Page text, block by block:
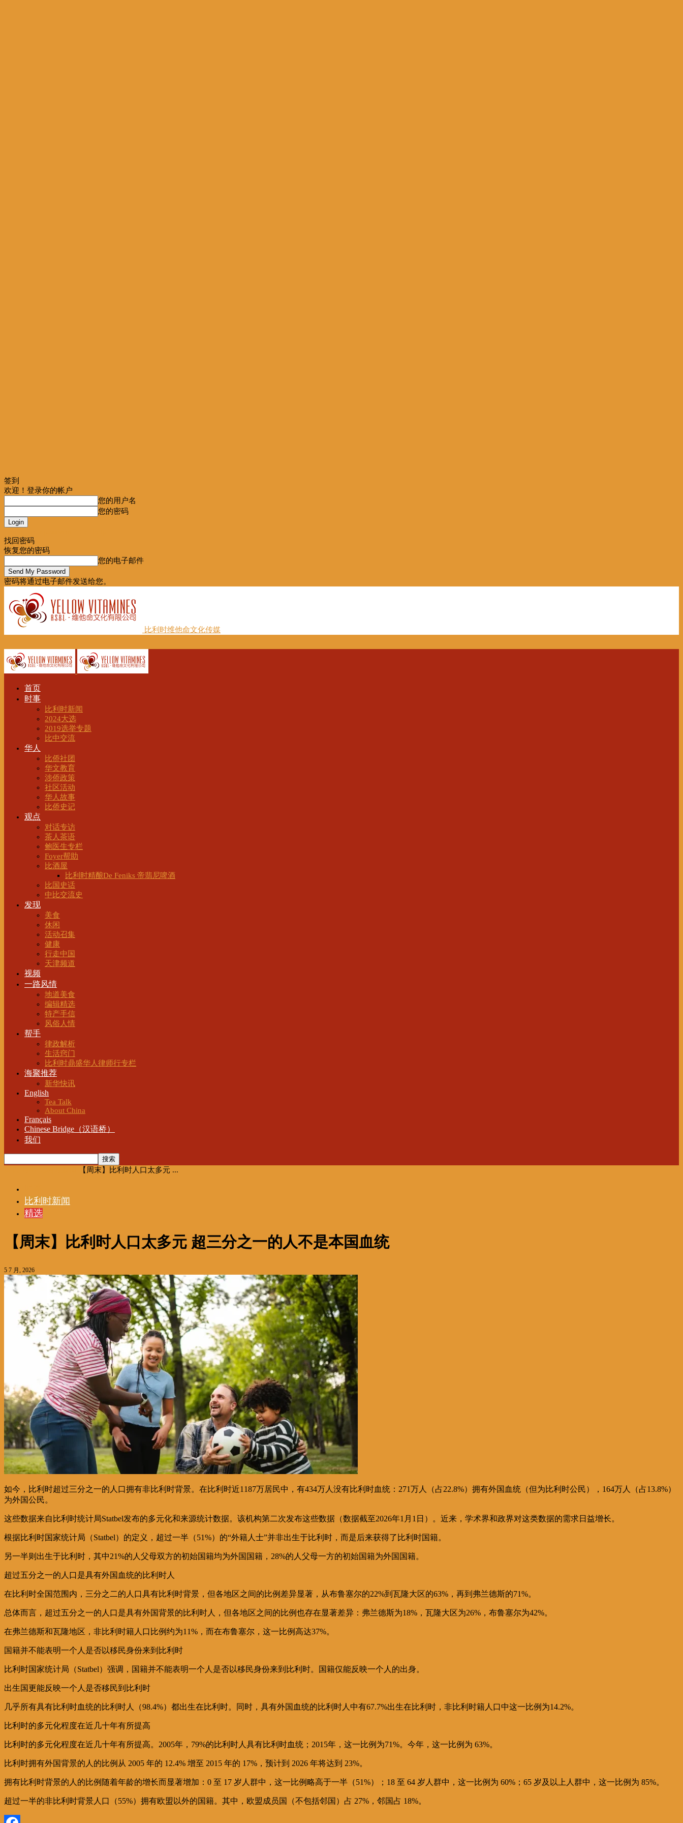
签到
欢迎！登录你的帐户
您的用户名
您的密码
找回密码
恢复您的密码
您的电子邮件
密码将通过电子邮件发送给您。
比利时维他命文化传媒
首页
时事
比利时新闻
2024大选
2019选举专题
比中交流
华人
比侨社团
华文教育
涉侨政策
社区活动
华人故事
比侨史记
观点
对话专访
茶人茶语
鲍医生专栏
Foyer帮助
比酒屋
比利时精酿De Feniks 帝翡尼啤酒
比国史话
中比交流史
发现
美食
休闲
活动召集
健康
行走中国
天津频道
视频
一路风情
地道美食
编辑精选
特产手信
风俗人情
帮手
律政解析
生活窍门
比利时鼎盛华人律师行专栏
海聚推荐
新华快讯
English
Tea Talk
About China
Français
Chinese Bridge（汉语桥）
我们
【周末】比利时人口太多元 ...
比利时新闻
精选
【周末】比利时人口太多元 超三分之一的人不是本国血统
5 7 月, 2026
如今，比利时超过三分之一的人口拥有非比利时背景。在比利时近1187万居民中，有434万人没有比利时血统：271万人（占22.8%）拥有外国血统（但为比利时公民），164万人（占13.8%）
为外国公民。
这些数据来自比利时统计局Statbel发布的多元化和来源统计数据。该机构第二次发布这些数据（数据截至2026年1月1日）。近来，学术界和政界对这类数据的需求日益增长。
根据比利时国家统计局（Statbel）的定义，超过一半（51%）的“外籍人士”并非出生于比利时，而是后来获得了比利时国籍。
另一半则出生于比利时，其中21%的人父母双方的初始国籍均为外国国籍，28%的人父母一方的初始国籍为外国国籍。
超过五分之一的人口是具有外国血统的比利时人
在比利时全国范围内，三分之二的人口具有比利时背景，但各地区之间的比例差异显著，从布鲁塞尔的22%到瓦隆大区的63%，再到弗兰德斯的71%。
总体而言，超过五分之一的人口是具有外国背景的比利时人，但各地区之间的比例也存在显著差异：弗兰德斯为18%，瓦隆大区为26%，布鲁塞尔为42%。
在弗兰德斯和瓦隆地区，非比利时籍人口比例约为11%，而在布鲁塞尔，这一比例高达37%。
国籍并不能表明一个人是否以移民身份来到比利时
比利时国家统计局（Statbel）强调，国籍并不能表明一个人是否以移民身份来到比利时。国籍仅能反映一个人的出身。
出生国更能反映一个人是否移民到比利时
几乎所有具有比利时血统的比利时人（98.4%）都出生在比利时。同时，具有外国血统的比利时人中有67.7%出生在比利时，非比利时籍人口中这一比例为14.2%。
比利时的多元化程度在近几十年有所提高
比利时的多元化程度在近几十年有所提高。2005年，79%的比利时人具有比利时血统；2015年，这一比例为71%。今年，这一比例为 63%。
比利时拥有外国背景的人的比例从 2005 年的 12.4% 增至 2015 年的 17%，预计到 2026 年将达到 23%。
拥有比利时背景的人的比例随着年龄的增长而显著增加：0 至 17 岁人群中，这一比例略高于一半（51%）；18 至 64 岁人群中，这一比例为 60%；65 岁及以上人群中，这一比例为 85%。
超过一半的非比利时背景人口（55%）拥有欧盟以外的国籍。其中，欧盟成员国（不包括邻国）占 27%，邻国占 18%。